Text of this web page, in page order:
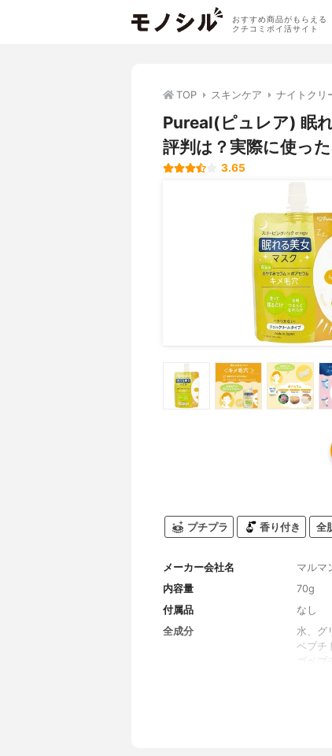
おすすめ商品がもらえる
クチコミポイ活サイト
TOP スキンケア ナイトクリ
Pureal(ピュレア) 眠
評判は？実際に使っ
3.65
プチプラ 香り付き 全
メーカー会社名
マルマ
内容量
70g
付属品
なし
全成分
水、グ
ペプチ
ゴペ
０－